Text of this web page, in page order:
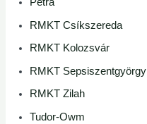
RMKT Csíkszereda
RMKT Kolozsvár
RMKT Sepsiszentgyörgy
RMKT Zilah
Tudor-Owm